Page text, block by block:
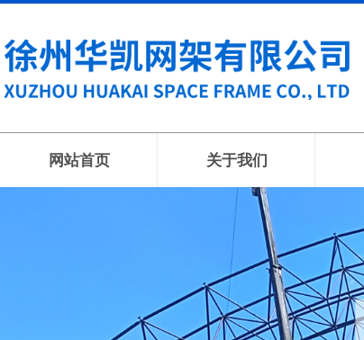
网站首页 关于我们